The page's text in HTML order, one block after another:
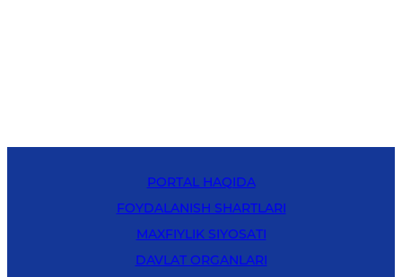
PORTAL HAQIDA
FOYDALANISH SHARTLARI
MAXFIYLIK SIYOSATI
DAVLAT ORGANLARI